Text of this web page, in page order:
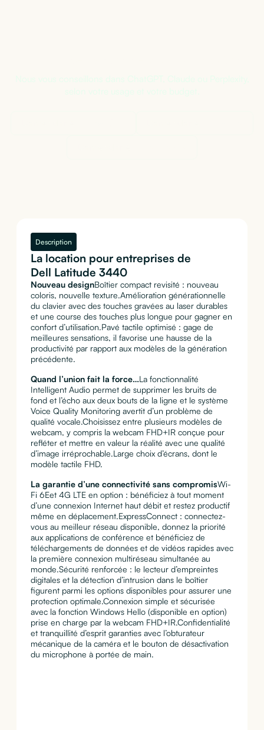
Description
La location pour entreprises de
Dell Latitude 3440
Nouveau designBoîtier compact revisité : nouveau
coloris, nouvelle texture.Amélioration générationnelle
du clavier avec des touches gravées au laser durables
et une course des touches plus longue pour gagner en
confort d’utilisation.Pavé tactile optimisé : gage de
meilleures sensations, il favorise une hausse de la
productivité par rapport aux modèles de la génération
précédente.
Quand l’union fait la force…La fonctionnalité
Intelligent Audio permet de supprimer les bruits de
fond et l’écho aux deux bouts de la ligne et le système
Voice Quality Monitoring avertit d’un problème de
qualité vocale.Choisissez entre plusieurs modèles de
webcam, y compris la webcam FHD+IR conçue pour
refléter et mettre en valeur la réalité avec une qualité
d’image irréprochable.Large choix d’écrans, dont le
modèle tactile FHD.
La garantie d’une connectivité sans compromisWi-
Fi 6Eet 4G LTE en option : bénéficiez à tout moment
d’une connexion Internet haut débit et restez productif
même en déplacement.ExpressConnect : connectez-
vous au meilleur réseau disponible, donnez la priorité
aux applications de conférence et bénéficiez de
téléchargements de données et de vidéos rapides avec
la première connexion multiréseau simultanée au
monde.Sécurité renforcée : le lecteur d’empreintes
digitales et la détection d’intrusion dans le boîtier
figurent parmi les options disponibles pour assurer une
protection optimale.Connexion simple et sécurisée
avec la fonction Windows Hello (disponible en option)
prise en charge par la webcam FHD+IR.Confidentialité
et tranquillité d’esprit garanties avec l’obturateur
mécanique de la caméra et le bouton de désactivation
du microphone à portée de main.